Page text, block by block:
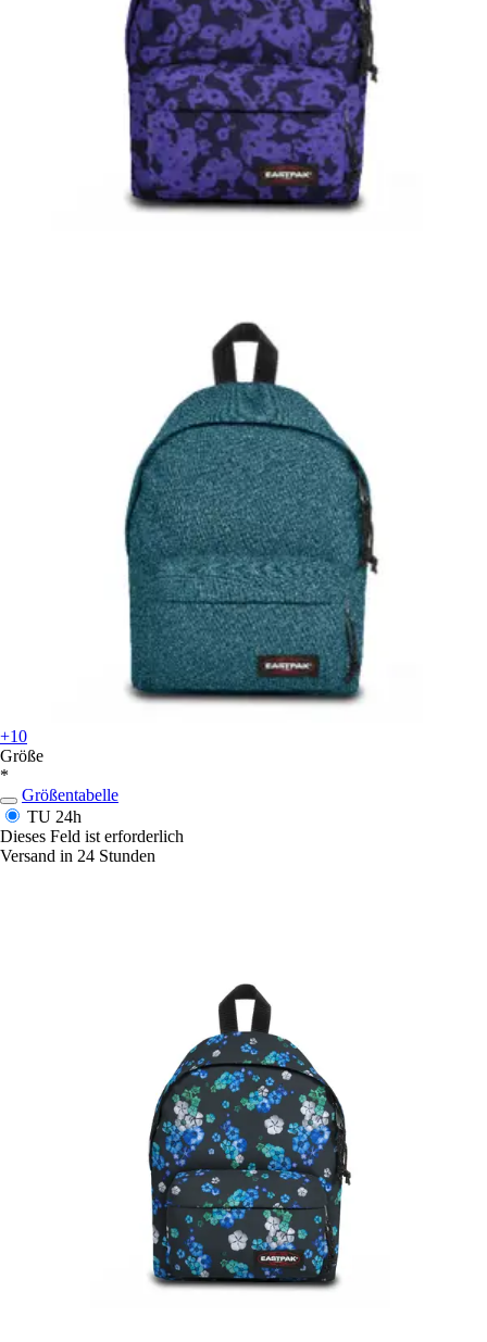
+10
Größe
*
Größentabelle
TU 24h
Dieses Feld ist erforderlich
Versand in 24 Stunden